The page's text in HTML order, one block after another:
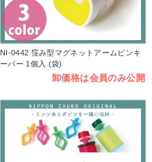
NI-0442 窪み型マグネットアームピンキ
ーパー 1個入 (袋)
卸価格は会員のみ公開